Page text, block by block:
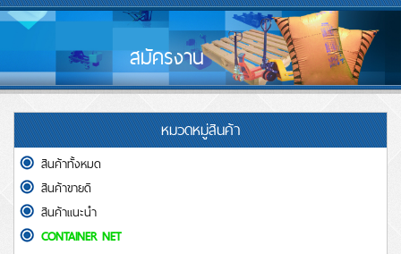
สมัครงาน
หมวดหมู่สินค้า
สินค้าทั้งหมด
สินค้าขายดี
สินค้าแนะนำ
CONTAINER NET